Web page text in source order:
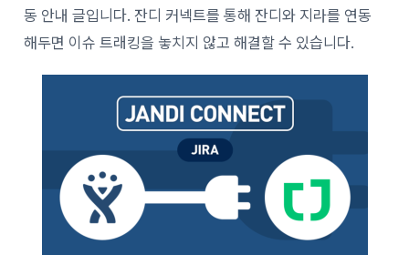
동 안내 글입니다. 잔디 커넥트를 통해 잔디와 지라를 연동
해두면 이슈 트래킹을 놓치지 않고 해결할 수 있습니다.